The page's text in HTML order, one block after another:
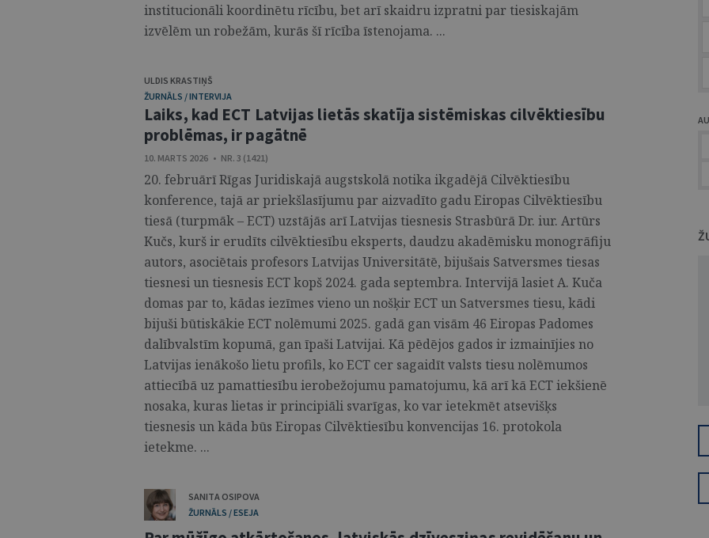
institucionāli koordinētu rīcību, bet arī skaidru izpratni par tiesiskajām
izvēlēm un robežām, kurās šī rīcība īstenojama. ...
ULDIS KRASTIŅŠ
ŽURNĀLS / INTERVIJA
Laiks, kad ECT Latvijas lietās skatīja sistēmiskas cilvēktiesību
problēmas, ir pagātnē
10. MARTS 2026 • NR. 3 (1421)
20. februārī Rīgas Juridiskajā augstskolā notika ikgadējā Cilvēktiesību
konference, tajā ar priekšlasījumu par aizvadīto gadu Eiropas Cilvēktiesību
tiesā (turpmāk – ECT) uzstājās arī Latvijas tiesnesis Strasbūrā Dr. iur. Artūrs
Kučs, kurš ir erudīts cilvēktiesību eksperts, daudzu akadēmisku monogrāfiju
autors, asociētais profesors Latvijas Universitātē, bijušais Satversmes tiesas
tiesnesi un tiesnesis ECT kopš 2024. gada septembra. Intervijā lasiet A. Kuča
domas par to, kādas iezīmes vieno un nošķir ECT un Satversmes tiesu, kādi
bijuši būtiskākie ECT nolēmumi 2025. gadā gan visām 46 Eiropas Padomes
dalībvalstīm kopumā, gan īpaši Latvijai. Kā pēdējos gados ir izmainījies no
Latvijas ienākošo lietu profils, ko ECT cer sagaidīt valsts tiesu nolēmumos
attiecībā uz pamattiesību ierobežojumu pamatojumu, kā arī kā ECT iekšienē
nosaka, kuras lietas ir principiāli svarīgas, ko var ietekmēt atsevišķs
tiesnesis un kāda būs Eiropas Cilvēktiesību konvencijas 16. protokola
ietekme. ...
SANITA OSIPOVA
ŽURNĀLS / ESEJA